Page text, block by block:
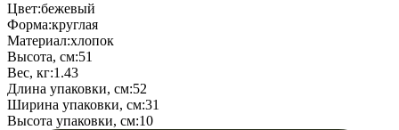
Цвет:бежевый
Форма:круглая
Материал:хлопок
Высота, см:51
Вес, кг:1.43
Длина упаковки, см:52
Ширина упаковки, см:31
Высота упаковки, см:10